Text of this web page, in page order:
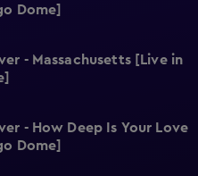
Dome]
- Massachusetts [Live in
- How Deep Is Your Love
Dome]